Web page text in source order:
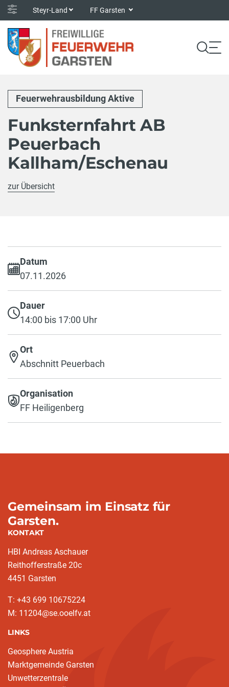
Steyr-Land FF Garsten
Feuerwehrausbildung Aktive
Funksternfahrt AB
Peuerbach
Kallham/Eschenau
zur Übersicht
Datum
07.11.2026
Dauer
14:00 bis 17:00 Uhr
Ort
Abschnitt Peuerbach
Organisation
FF Heiligenberg
Gemeinsam im Einsatz für
Garsten.
KONTAKT
HBI Andreas Aschauer
Reithofferstraße 20c
4451 Garsten
T: ‭+43 699 10675224‬
M: 11204@se.ooelfv.at
LINKS
Geosphere Austria
Marktgemeinde Garsten
Unwetterzentrale